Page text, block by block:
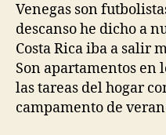
Venegas son
descanso he dicho a
Costa Rica iba a salir
Son apartamentos
las tareas del hogar
campamento de